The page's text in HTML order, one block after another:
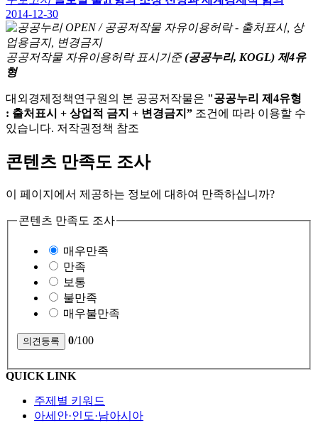
2014-12-30
공공저작물 자유이용허락 표시기준 (공공누리, KOGL) 제4유
형
대외경제정책연구원의 본 공공저작물은 "공공누리 제4유형
: 출처표시 + 상업적 금지 + 변경금지” 조건에 따라 이용할 수
있습니다. 저작권정책 참조
콘텐츠 만족도 조사
이 페이지에서 제공하는 정보에 대하여 만족하십니까?
콘텐츠 만족도 조사
매우만족
만족
보통
불만족
매우불만족
0/100
QUICK LINK
주제별 키워드
아세안·인도·남아시아